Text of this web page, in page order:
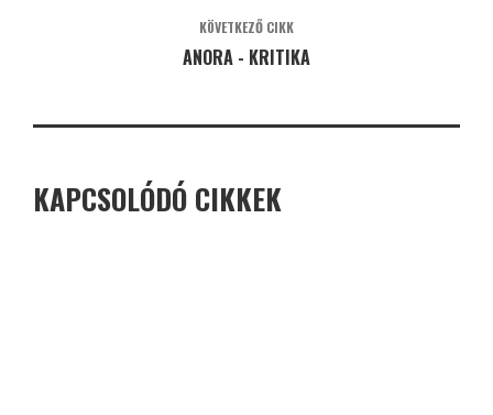
KÖVETKEZŐ CIKK
ANORA - KRITIKA
KAPCSOLÓDÓ CIKKEK